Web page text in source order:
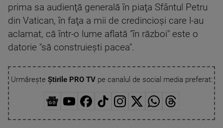
prima sa audienţă generală în piaţa Sfântul Petru
din Vatican, în faţa a mii de credincioşi care l-au
aclamat, că într-o lume aflată "în război" este o
datorie "să construieşti pacea".
Urmărește Știrile PRO TVpe canalul de social media preferat: